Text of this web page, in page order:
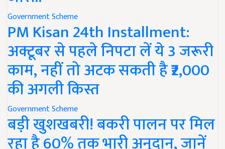
Government Scheme
PM Kisan 24th Installment:
अक्टूबर से पहले निपटा लें ये 3 जरूरी
काम, नहीं तो अटक सकती है ₹2,000
की अगली किस्त
Government Scheme
बड़ी खुशखबरी! बकरी पालन पर मिल
रहा है 60% तक भारी अनुदान, जानें